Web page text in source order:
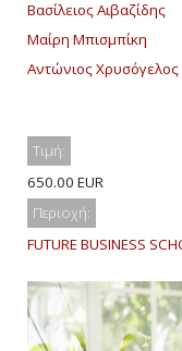
Βασίλειος Αιβαζίδης
Μαίρη Μπισμπίκη
Αντώνιος Χρυσόγελος
Τιμή:
650.00 EUR
Περιοχή:
FUTURE BUSINESS